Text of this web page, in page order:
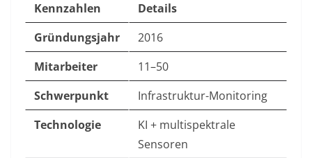
Kennzahlen
Details
Gründungsjahr
2016
Mitarbeiter
11–50
Schwerpunkt
Infrastruktur-Monitoring
Technologie
KI + multispektrale
Sensoren